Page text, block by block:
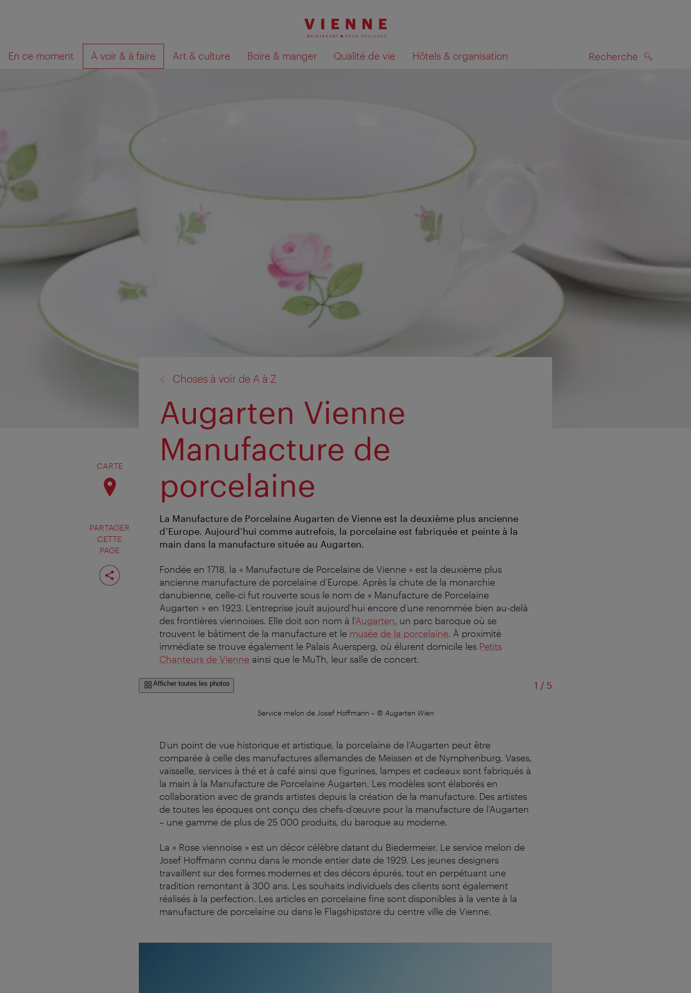
En ce moment À voir & à faire Art & culture Boire & manger Qualité de vie Hôtels & organisation Recherche
Que
cherchez-
vous?
CARTE
PARTAGER
CETTE
PAGE
Partager
cette
page
Choses à voir de A à Z
Augarten Vienne
Manufacture de
porcelaine
La Manufacture de Porcelaine Augarten de Vienne est la deuxième plus ancienne
d’Europe. Aujourd’hui comme autrefois, la porcelaine est fabriquée et peinte à la
main dans la manufacture située au Augarten.
Fondée en 1718, la « Manufacture de Porcelaine de Vienne » est la deuxième plus
ancienne manufacture de porcelaine d’Europe. Après la chute de la monarchie
danubienne, celle-ci fut rouverte sous le nom de « Manufacture de Porcelaine
Augarten » en 1923. L’entreprise jouit aujourd’hui encore d’une renommée bien au-delà
des frontières viennoises. Elle doit son nom à l’Augarten, un parc baroque où se
trouvent le bâtiment de la manufacture et le musée de la porcelaine. À proximité
immédiate se trouve également le Palais Auersperg, où élurent domicile les Petits
Chanteurs de Vienne ainsi que le MuTh, leur salle de concert.
Afficher toutes les photos 1 /sur
5
Service melon de Josef Hoffmann – © Augarten Wien
D’un point de vue historique et artistique, la porcelaine de l’Augarten peut être
comparée à celle des manufactures allemandes de Meissen et de Nymphenburg. Vases,
vaisselle, services à thé et à café ainsi que figurines, lampes et cadeaux sont fabriqués à
la main à la Manufacture de Porcelaine Augarten. Les modèles sont élaborés en
collaboration avec de grands artistes depuis la création de la manufacture. Des artistes
de toutes les époques ont conçu des chefs-d’œuvre pour la manufacture de l’Augarten
– une gamme de plus de 25 000 produits, du baroque au moderne.
La « Rose viennoise » est un décor célèbre datant du Biedermeier. Le service melon de
Josef Hoffmann connu dans le monde entier date de 1929. Les jeunes designers
travaillent sur des formes modernes et des décors épurés, tout en perpétuant une
tradition remontant à 300 ans. Les souhaits individuels des clients sont également
réalisés à la perfection. Les articles en porcelaine fine sont disponibles à la vente à la
manufacture de porcelaine ou dans le Flagshipstore du centre ville de Vienne.